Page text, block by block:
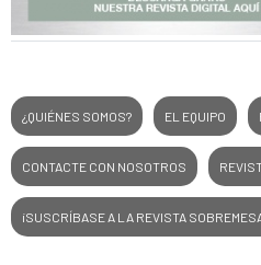
¿QUIÉNES SOMOS? EL EQUIPO
CONTACTE CON NOSOTROS
¡SUSCRÍBASE A LA REVISTA